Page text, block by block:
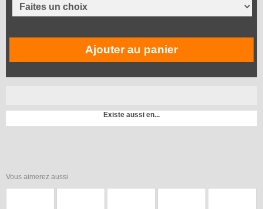
Ajouter au panier
Existe aussi en...
Vous aimerez aussi